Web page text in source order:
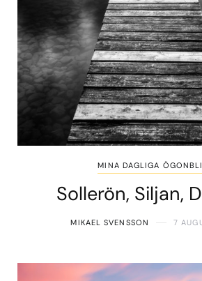
MINA DAGLIGA
Sollerön, Siljan,
MIKAEL SVENSSON 7